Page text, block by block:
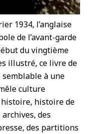
1934, l’anglaise
de l’avant-garde
du vingtième
illustré, ce livre de
à une
culture
histoire de
des
des partitions